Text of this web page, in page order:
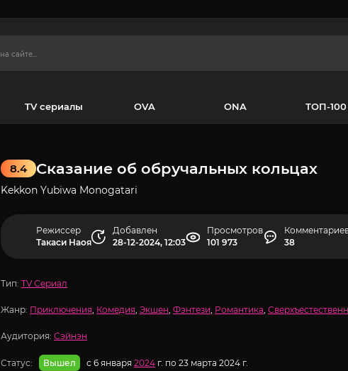
TV сериалы OVA ONA ТОП-100
Сказание об обручальных кольцах
8.4
Kekkon Yubiwa Monogatari
Режиссер
Такаси Наоя
Добавлен
28-12-2024, 12:03
Просмотров
101 973
38
Тип: TV Сериал
Жанр: Приключения, Комедия, Экшен, Фэнтези, Романтика,
Аудитория: Сэйнэн
Статус: Вышел с 6 января 2024 г. по 23 марта 2024 г.